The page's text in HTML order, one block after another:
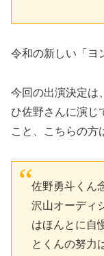
令和の新しい「ヨ
今回の出演決定は
ひ佐野さんに演じ
こと、こちらの方
佐野勇斗くん
沢山オーディ
はほんとに自
とくんの努力